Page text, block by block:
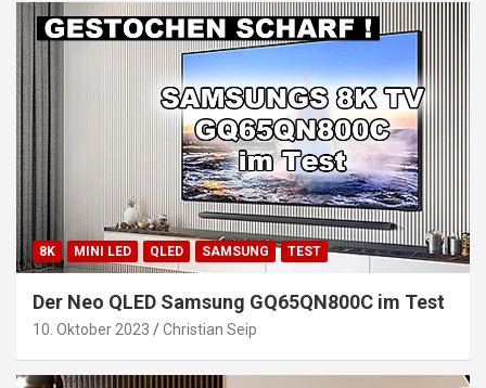
8K MINI LED QLED SAMSUNG TEST
Der Neo QLED Samsung GQ65QN800C im Test
10. Oktober 2023 Christian Seip